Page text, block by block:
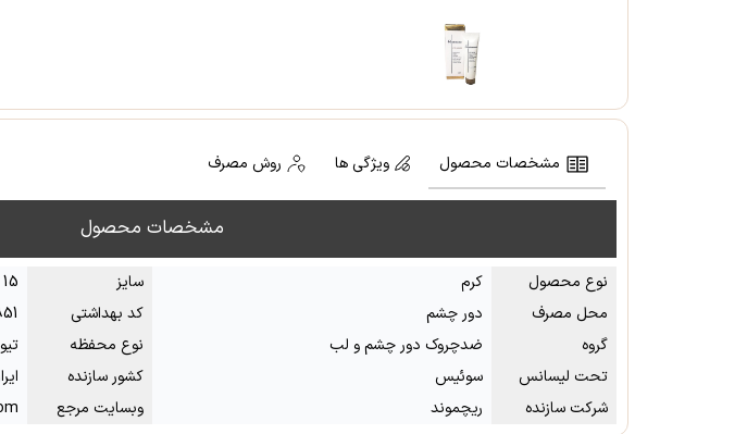
مشخصات محصول ویژگی ها روش مصرف
مشخصات محصول
نوع محصول کرم سایز
15 گرم
محل مصرف
دور چشم کد بهداشتی
گروه
ضدچروک دور چشم و لب نوع محفظه
تحت لیسانس
سوئیس کشور سازنده
شرکت سازنده
ریچموند وبسایت مرجع